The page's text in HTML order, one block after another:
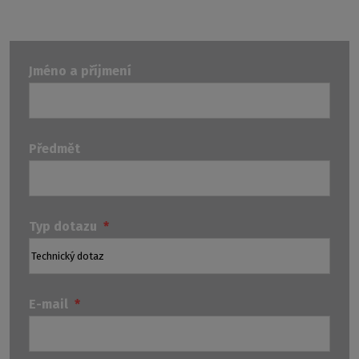
Jméno a příjmení
Předmět
Typ dotazu *
E-mail *